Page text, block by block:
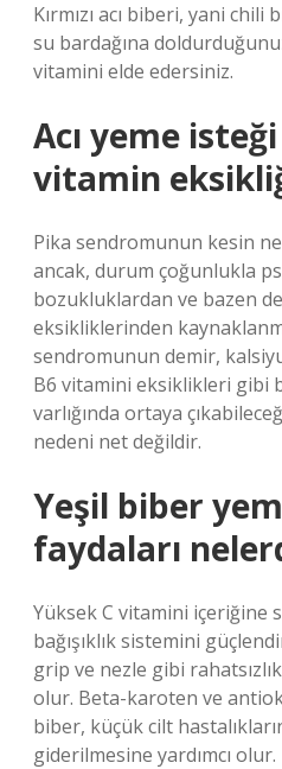
Kırmızı acı biberi, yani chili
su bardağına
vitamini elde edersiniz.
Acı yeme
vitamin
Pika sendromunun kesin
ancak, durum çoğunlukla
bozukluklardan ve bazen
eksikliklerinden
sendromunun demir,
B6 vitamini eksiklikleri gibi
varlığında ortaya
nedeni net değildir.
Yeşil biber
faydaları
Yüksek C vitamini içeriğine
bağışıklık sistemini
grip ve nezle gibi
olur. Beta-karoten ve
biber, küçük cilt
giderilmesine yardımcı olur.